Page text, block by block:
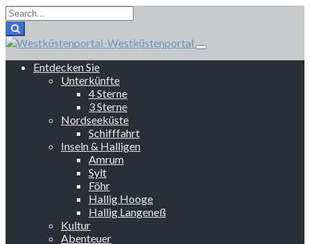
Westküstenportal
Entdecken Sie
Unterkünfte
4 Sterne
3 Sterne
Nordseeküste
Schifffahrt
Inseln & Halligen
Amrum
Sylt
Föhr
Hallig Hooge
Hallig Langeneß
Kultur
Abenteuer